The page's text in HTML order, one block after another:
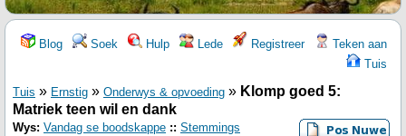
Blog Soek Hulp Lede Registreer
Teken aan
Tuis
Tuis » Ernstig » Onderwys & opvoeding » Klomp goed 5:
Matriek teen wil en dank
Wys: Vandag se boodskappe :: Stemmings